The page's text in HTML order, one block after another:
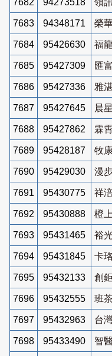
7683 94348171 榮
7684 95426630 福
7685 95427309 匯
7686 95427336 雅
7687 95427645 晨
7688 95427862 霖
7689 95428187 牧
7690 95429030 漫
7691 95430775 祥
7692 95430888 橙
7693 95431465 裕
7694 95431845 卡
7695 95432133 創
7696 95432555 班
7697 95432963 台
7698 95433490 智